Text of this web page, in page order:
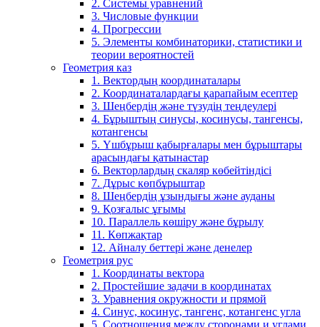
2. Системы уравнений
3. Числовые функции
4. Прогрессии
5. Элементы комбинаторики, статистики и
теории вероятностей
Геометрия каз
1. Вектордың координаталары
2. Координаталардағы қарапайым есептер
3. Шеңбердің және түзудің теңдеулері
4. Бұрыштың синусы, косинусы, тангенсы,
котангенсы
5. Үшбұрыш қабырғалары мен бұрыштары
арасындағы қатынастар
6. Векторлардың скаляр көбейтіндісі
7. Дұрыс көпбұрыштар
8. Шеңбердің ұзындығы және ауданы
9. Қозғалыс ұғымы
10. Параллель көшіру және бұрылу
11. Көпжақтар
12. Айналу беттері және денелер
Геометрия рус
1. Координаты вектора
2. Простейшие задачи в координатах
3. Уравнения окружности и прямой
4. Синус, косинус, тангенс, котангенс угла
5. Соотношения между сторонами и углами